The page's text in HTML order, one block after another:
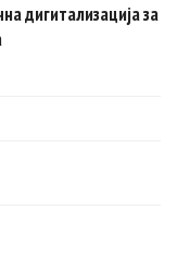
дигитализација за